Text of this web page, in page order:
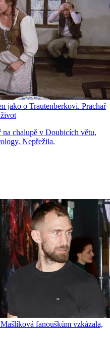
jako o Trautenberkovi. Prachař
chalupě v Doubicích větu,
Nepřežila.
fanouškům vzkázala,